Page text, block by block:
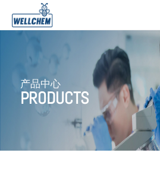
产品中心
PRODUCTS